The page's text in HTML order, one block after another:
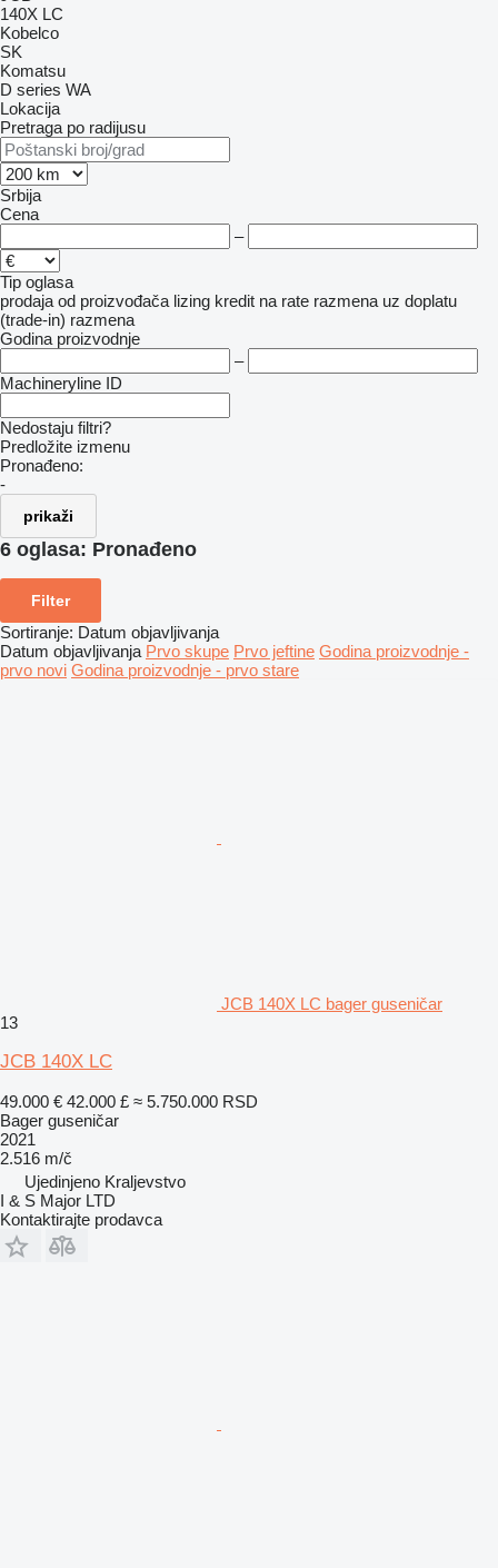
140X LC
Kobelco
SK
Komatsu
D series WA
Lokacija
Pretraga po radijusu
Srbija
Cena
–
Tip oglasa
prodaja od proizvođača lizing kredit na rate razmena uz doplatu
(trade-in) razmena
Godina proizvodnje
–
Machineryline ID
Nedostaju filtri?
Predložite izmenu
Pronađeno:
-
prikaži
6 oglasa: Pronađeno
Filter
Sortiranje: Datum objavljivanja
Datum objavljivanja Prvo skupe Prvo jeftine Godina proizvodnje -
prvo novi Godina proizvodnje - prvo stare
JCB 140X LC bager guseničar
13
JCB 140X LC
49.000 € 42.000 £ ≈ 5.750.000 RSD
Bager guseničar
2021
2.516 m/č
Ujedinjeno Kraljevstvo
I & S Major LTD
Kontaktirajte prodavca